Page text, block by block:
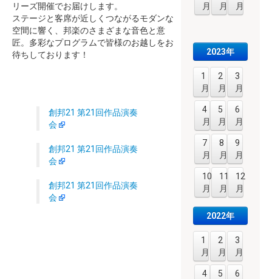
リーズ開催でお届けします。
ステージと客席が近しくつながるモダンな
空間に響く、邦楽のさまざまな音色と意
匠。多彩なプログラムで皆様のお越しをお
待ちしております！
創邦21 第21回作品演奏
会
創邦21 第21回作品演奏
会
創邦21 第21回作品演奏
会
月
月
月
2023年
1
月
2
月
3
月
4
月
5
月
6
月
7
月
8
月
9
月
10
月
11
月
12
月
2022年
1
月
2
月
3
月
4
5
6